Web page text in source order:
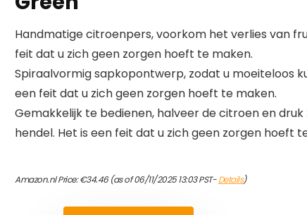
Handmatige citroenpers, voorkom het verlies van
feit dat u zich geen zorgen hoeft te maken.
Spiraalvormig sapkopontwerp, zodat u moeiteloos
een feit dat u zich geen zorgen hoeft te maken.
Gemakkelijk te bedienen, halveer de citroen en
hendel. Het is een feit dat u zich geen zorgen hoeft
Amazon.nl Price:€34.46(as of 06/11/2025 13:03 PST-Details)